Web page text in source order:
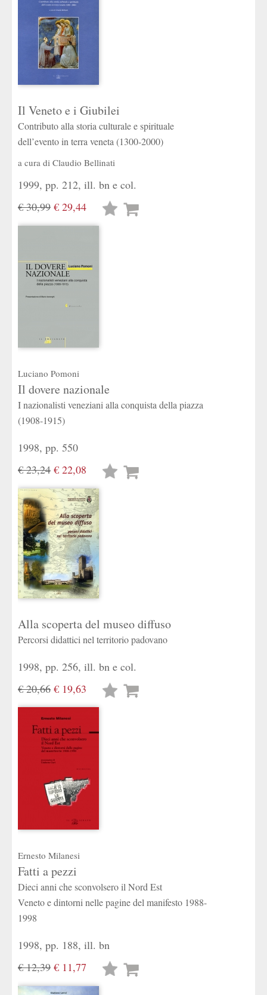
Il Veneto e i Giubilei
Contributo alla storia culturale e spirituale
dell’evento in terra veneta (1300-2000)
a cura di Claudio Bellinati
1999, pp. 212, ill. bn e col.
€ 30,99 € 29,44
Lista
Luciano Pomoni
Il dovere nazionale
I nazionalisti veneziani alla conquista della piazza
(1908-1915)
1998, pp. 550
€ 23,24 € 22,08
Lista
Alla scoperta del museo diffuso
Percorsi didattici nel territorio padovano
1998, pp. 256, ill. bn e col.
€ 20,66 € 19,63
Lista
Ernesto Milanesi
Fatti a pezzi
Dieci anni che sconvolsero il Nord Est
Veneto e dintorni nelle pagine del manifesto 1988-
1998
1998, pp. 188, ill. bn
€ 12,39 € 11,77
Lista